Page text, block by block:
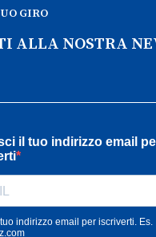
GIRO
ALLA NOSTRA